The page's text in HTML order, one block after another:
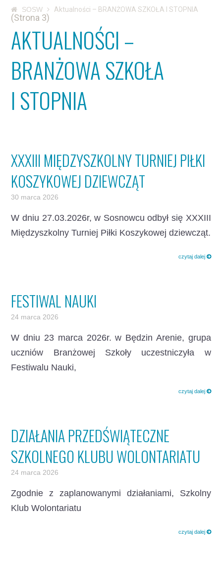
SOSW Aktualności – BRANŻOWA SZKOŁA I STOPNIA
(Strona 3)
AKTUALNOŚCI –
BRANŻOWA SZKOŁA
I STOPNIA
XXXIII MIĘDZYSZKOLNY TURNIEJ PIŁKI
KOSZYKOWEJ DZIEWCZĄT
30 marca 2026
W dniu 27.03.2026r, w Sosnowcu odbył się XXXIII
Międzyszkolny Turniej Piłki Koszykowej dziewcząt.
czytaj dalej
FESTIWAL NAUKI
24 marca 2026
W dniu 23 marca 2026r. w Będzin Arenie, grupa
uczniów Branżowej Szkoły uczestniczyła w
Festiwalu Nauki,
czytaj dalej
DZIAŁANIA PRZEDŚWIĄTECZNE
SZKOLNEGO KLUBU WOLONTARIATU
24 marca 2026
Zgodnie z zaplanowanymi działaniami, Szkolny
Klub Wolontariatu
czytaj dalej